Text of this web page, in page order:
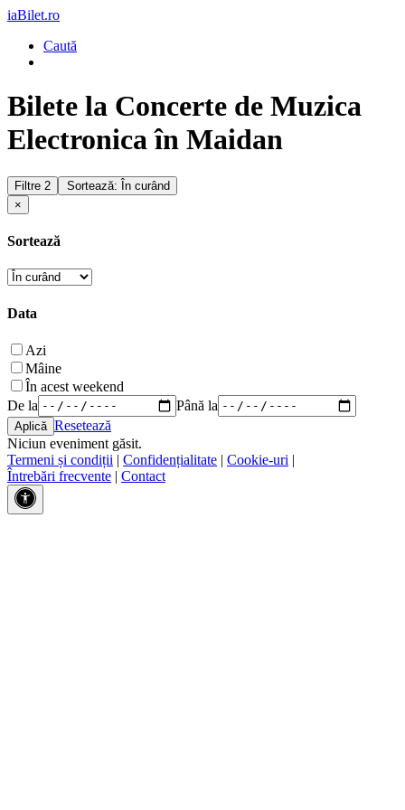
iaBilet.ro
Caută
Bilete la Concerte de Muzica
Electronica în Maidan
Filtre 2
Sortează: În curând
×
Sortează
Data
Azi
Mâine
În acest weekend
De la
Până la
Resetează
Niciun eveniment găsit.
Termeni și condiții | Confidențialitate | Cookie-uri |
Întrebări frecvente | Contact